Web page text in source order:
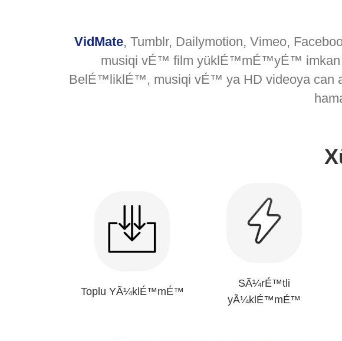
VidMate, Tumblr, Dailymotion, Vimeo,
musiqi vÉ™ film yüklÉ™mÉ™yÉ™
BelÉ™liklÉ™, musiqi vÉ™ ya HD videoya can
Toplu YÃ¼klÉ™mÉ™
SÃ¼rÉ™tli
yÃ¼klÉ™mÉ™